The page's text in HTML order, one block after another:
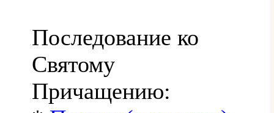
Последование ко
Святому
Причащению: